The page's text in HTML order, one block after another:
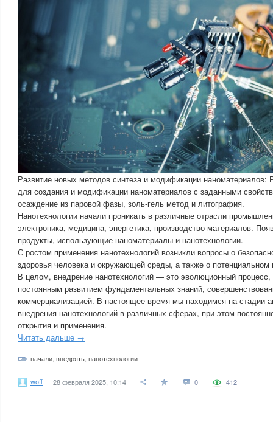
Развитие новых методов синтеза и модификации
для создания и модификации наноматериалов с заданными
осаждение из паровой фазы, золь-гель метод и литография.
Нанотехнологии начали проникать в различные отрасли
электроника, медицина, энергетика, производство материалов.
продукты, использующие наноматериалы и нанотехнологии.
С ростом применения нанотехнологий возникли вопросы о
здоровья человека и окружающей среды, а также о потенциальном
В целом, внедрение нанотехнологий — это эволюционный
постоянным развитием фундаментальных знаний,
коммерциализацией. В настоящее время мы находимся на стадии
внедрения нанотехнологий в различных сферах, при этом
открытия и применения.
Читать дальше →
начали внедрять нанотехнологии
woff 28 февраля 2025, 10:14 0 412